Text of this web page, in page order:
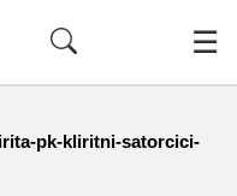
☰
pk-kliritni-satorcici-